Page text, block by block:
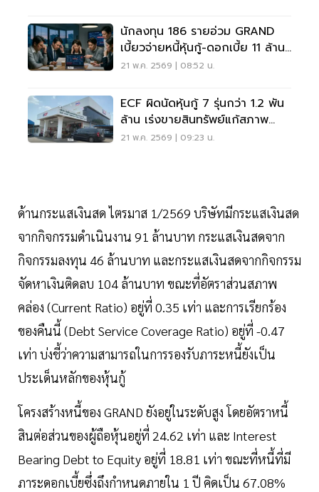
นักลงทุน 186 รายอ่วม GRAND
เบี้ยวจ่ายหนี้หุ้นกู้-ดอกเบี้ย 11 ล้าน
บาท
21 พ.ค. 2569 | 08:52 น.
ECF ผิดนัดหุ้นกู้ 7 รุ่นกว่า 1.2 พัน
ล้าน เร่งขายสินทรัพย์แก้สภาพ
คล่อง
21 พ.ค. 2569 | 09:23 น.
ด้านกระแสเงินสด ไตรมาส 1/2569 บริษัทมีกระแสเงินสด
จากกิจกรรมดำเนินงาน 91 ล้านบาท กระแสเงินสดจาก
กิจกรรมลงทุน 46 ล้านบาท และกระแสเงินสดจากกิจกรรม
จัดหาเงินติดลบ 104 ล้านบาท ขณะที่อัตราส่วนสภาพ
คล่อง (Current Ratio) อยู่ที่ 0.35 เท่า และการเรียกร้อง
ของคืนนี้ (Debt Service Coverage Ratio) อยู่ที่ -0.47
เท่า บ่งชี้ว่าความสามารถในการรองรับภาระหนี้ยังเป็น
ประเด็นหลักของหุ้นกู้
โครงสร้างหนี้ของ GRAND ยังอยู่ในระดับสูง โดยอัตราหนี้
สินต่อส่วนของผู้ถือหุ้นอยู่ที่ 24.62 เท่า และ Interest
Bearing Debt to Equity อยู่ที่ 18.81 เท่า ขณะที่หนี้ที่มี
ภาระดอกเบี้ยซึ่งถึงกำหนดภายใน 1 ปี คิดเป็น 67.08%